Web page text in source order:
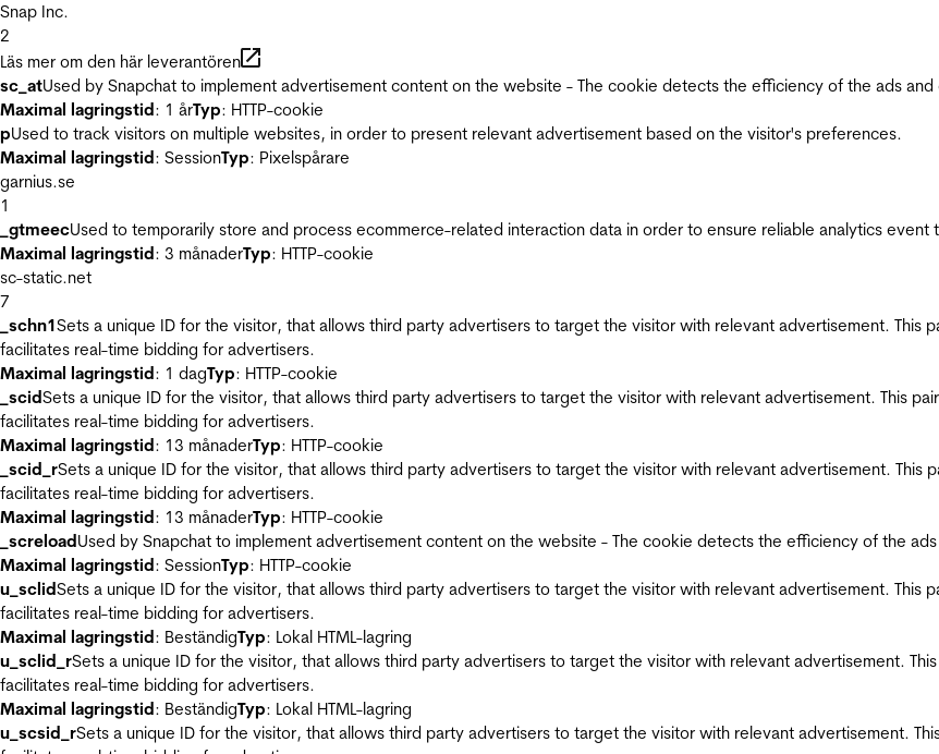
Snap Inc.
2
Läs mer om den här leverantören
sc_atUsed by Snapchat to implement advertisement content on the website - The cookie detects the efficiency of the ads
Maximal lagringstid: 1 årTyp: HTTP-cookie
pUsed to track visitors on multiple websites, in order to present relevant advertisement based on the visitor's preferences.
Maximal lagringstid: SessionTyp: Pixelspårare
garnius.se
1
_gtmeecUsed to temporarily store and process ecommerce-related interaction data in order to ensure reliable analytics event
Maximal lagringstid: 3 månaderTyp: HTTP-cookie
sc-static.net
7
_schn1Sets a unique ID for the visitor, that allows third party advertisers to target the visitor with relevant advertisement. This
facilitates real-time bidding for advertisers.
Maximal lagringstid: 1 dagTyp: HTTP-cookie
_scidSets a unique ID for the visitor, that allows third party advertisers to target the visitor with relevant advertisement. This
facilitates real-time bidding for advertisers.
Maximal lagringstid: 13 månaderTyp: HTTP-cookie
_scid_rSets a unique ID for the visitor, that allows third party advertisers to target the visitor with relevant advertisement.
facilitates real-time bidding for advertisers.
Maximal lagringstid: 13 månaderTyp: HTTP-cookie
_screloadUsed by Snapchat to implement advertisement content on the website - The cookie detects the efficiency of the
Maximal lagringstid: SessionTyp: HTTP-cookie
u_sclidSets a unique ID for the visitor, that allows third party advertisers to target the visitor with relevant advertisement. This
facilitates real-time bidding for advertisers.
Maximal lagringstid: BeständigTyp: Lokal HTML-lagring
u_sclid_rSets a unique ID for the visitor, that allows third party advertisers to target the visitor with relevant advertisement.
facilitates real-time bidding for advertisers.
Maximal lagringstid: BeständigTyp: Lokal HTML-lagring
u_scsid_rSets a unique ID for the visitor, that allows third party advertisers to target the visitor with relevant advertisement.